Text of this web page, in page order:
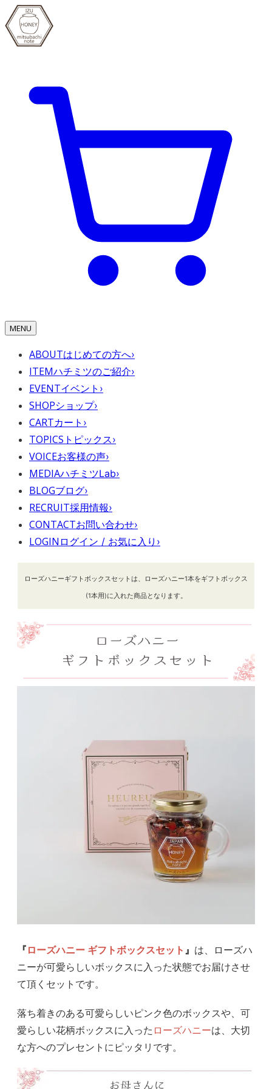
MENU
ABOUTはじめての方へ›
ITEMハチミツのご紹介›
EVENTイベント ›
SHOPショップ›
CARTカート ›
TOPICS トピックス›
VOICEお客様の声›
MEDIAハチミツLab›
BLOGブログ›
RECRUIT採用情報›
CONTACTお問い合わせ›
LOGIN ログイン / お気に入り ›
ローズハニーギフトボックスセットは、ローズハニー1本をギフトボックス
(1本用)に入れた商品となります。
『 ローズハニー ギフトボックスセット 』 は、ローズハ
ニーが可愛らしいボックスに入った状態でお届けさせ
て頂くセットです。
落ち着きのある可愛らしいピンク色のボックスや、可
愛らしい花柄ボックスに入った ローズハニーは、大切
な方へのプレセントにピッタリです。